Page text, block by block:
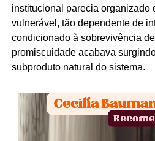
institucional parecia organizado
vulnerável, tão dependente de
condicionado à sobrevivência
promiscuidade acabava
subproduto natural do sistema.